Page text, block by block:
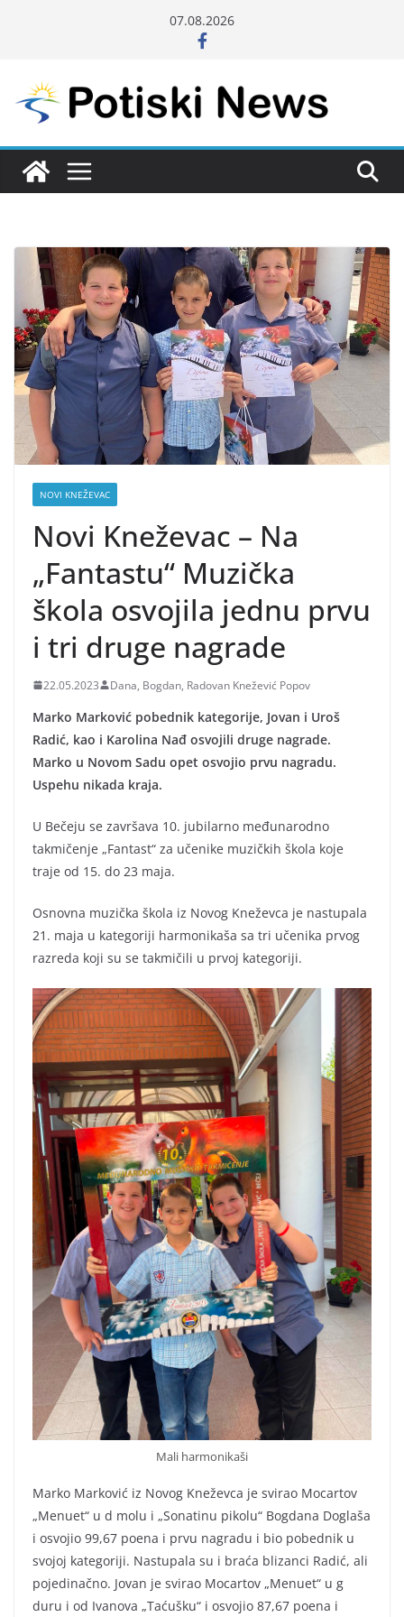
07.08.2026
NOVI KNEŽEVAC
Novi Kneževac – Na
„Fantastu“ Muzička
škola osvojila jednu prvu
i tri druge nagrade
22.05.2023 Dana, Bogdan, Radovan Knežević Popov
Marko Marković pobednik kategorije, Jovan i Uroš
Radić, kao i Karolina Nađ osvojili druge nagrade.
Marko u Novom Sadu opet osvojio prvu nagradu.
Uspehu nikada kraja.
U Bečeju se završava 10. jubilarno međunarodno
takmičenje „Fantast“ za učenike muzičkih škola koje
traje od 15. do 23 maja.
Osnovna muzička škola iz Novog Kneževca je nastupala
21. maja u kategoriji harmonikaša sa tri učenika prvog
razreda koji su se takmičili u prvoj kategoriji.
Mali harmonikaši
Marko Marković iz Novog Kneževca je svirao Mocartov
„Menuet“ u d molu i „Sonatinu pikolu“ Bogdana Doglaša
i osvojio 99,67 poena i prvu nagradu i bio pobednik u
svojoj kategoriji. Nastupala su i braća blizanci Radić, ali
pojedinačno. Jovan je svirao Mocartov „Menuet“ u g
duru i od Ivanova „Taćušku“ i osvojio 87,67 poena i